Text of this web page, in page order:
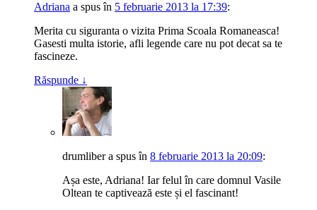
Adriana a spusîn 5 februarie 2013 la 17:39:
Merita cu siguranta o vizita Prima Scoala Romaneasca!
Gasesti multa istorie, afli legende care nu pot decat sa te
fascineze.
Răspunde ↓
drumliber a spusîn 8 februarie 2013 la 20:09:
Așa este, Adriana! Iar felul în care domnul Vasile
Oltean te captivează este și el fascinant!